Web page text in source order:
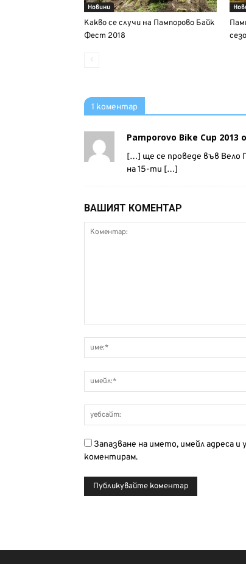
Новини
Какво се случи на Пампорово Байк
Фест 2018
1 коментар
Pamporovo Bike Cup
[…] ще се проведе във Вело
на 15-ти […]
ВАШИЯТ КОМЕНТАР
Запазване на името, имейл адреса
коментирам.